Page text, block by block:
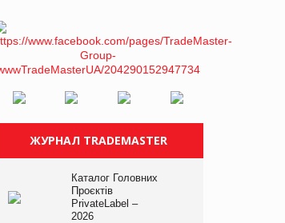
ЖУРНАЛ TRADEMASTER
Каталог Головних
Проєктів
PrivateLabel –
2026